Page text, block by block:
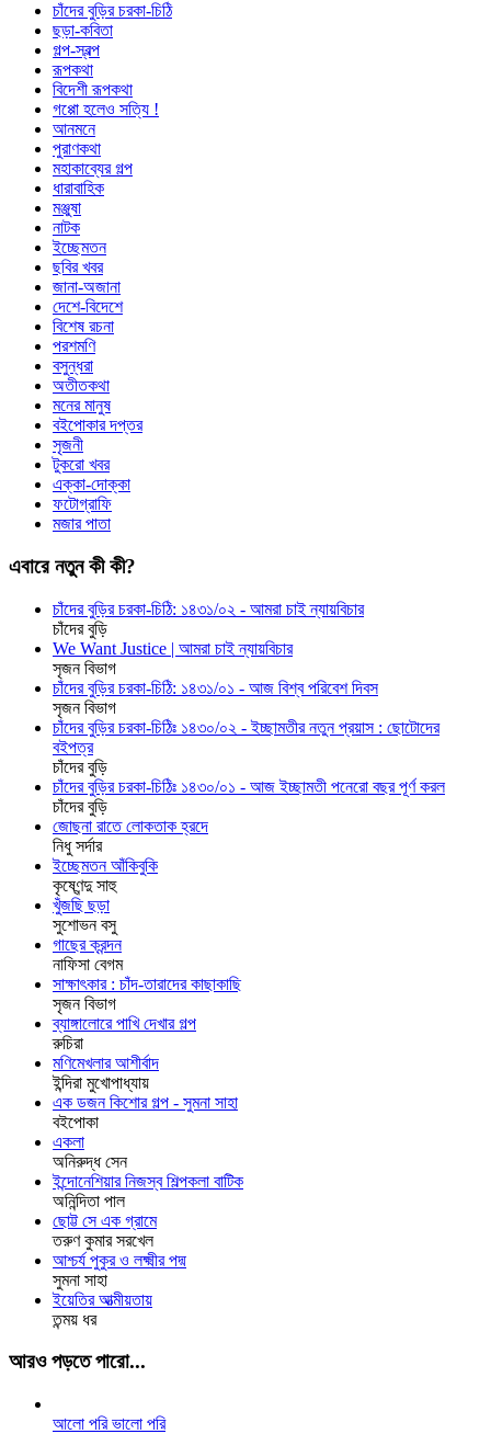
চাঁদের বুড়ির চরকা-চিঠি
ছড়া-কবিতা
গল্প-স্বল্প
রূপকথা
বিদেশী রূপকথা
গপ্পো হলেও সত্যি !
আনমনে
পুরাণকথা
মহাকাব্যের গল্প
ধারাবাহিক
মঞ্জুষা
নাটক
ইচ্ছেমতন
ছবির খবর
জানা-অজানা
দেশে-বিদেশে
বিশেষ রচনা
পরশমণি
বসুন্ধরা
অতীতকথা
মনের মানুষ
বইপোকার দপ্তর
সৃজনী
টুকরো খবর
এক্কা-দোক্কা
ফটোগ্রাফি
মজার পাতা
এবারে নতুন কী কী?
চাঁদের বুড়ির চরকা-চিঠি: ১৪৩১/০২ - আমরা চাই ন্যায়বিচার
চাঁদের বুড়ি
We Want Justice | আমরা চাই ন্যায়বিচার
সৃজন বিভাগ
চাঁদের বুড়ির চরকা-চিঠি: ১৪৩১/০১ - আজ বিশ্ব পরিবেশ দিবস
সৃজন বিভাগ
চাঁদের বুড়ির চরকা-চিঠিঃ ১৪৩০/০২ - ইচ্ছামতীর নতুন প্রয়াস : ছোটোদের
বইপত্র
চাঁদের বুড়ি
চাঁদের বুড়ির চরকা-চিঠিঃ ১৪৩০/০১ - আজ ইচ্ছামতী পনেরো বছর পূর্ণ করল
চাঁদের বুড়ি
জোছনা রাতে লোকতাক হ্রদে
নিধু সর্দার
ইচ্ছেমতন আঁকিবুকি
কৃষ্ণেন্দু সাহু
খুঁজছি ছড়া
সুশোভন বসু
গাছের ক্রন্দন
নাফিসা বেগম
সাক্ষাৎকার : চাঁদ-তারাদের কাছাকাছি
সৃজন বিভাগ
ব্যাঙ্গালোরে পাখি দেখার গল্প
রুচিরা
মণিমেখলার আশীর্বাদ
ইন্দিরা মুখোপাধ্যায়
এক ডজন কিশোর গল্প - সুমনা সাহা
বইপোকা
একলা
অনিরুদ্ধ সেন
ইন্দোনেশিয়ার নিজস্ব শিল্পকলা বাটিক
অনিন্দিতা পাল
ছোট্ট সে এক গ্রামে
তরুণ কুমার সরখেল
আশ্চর্য পুকুর ও লক্ষ্মীর পদ্ম
সুমনা সাহা
ইয়েতির আত্মীয়তায়
তন্ময় ধর
আরও পড়তে পারো...
আলো পরি ভালো পরি